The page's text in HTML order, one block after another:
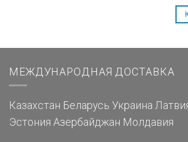
МЕЖДУНАРОДНАЯ ДОСТАВКА
Казахстан Беларусь Украина
Эстония Азербайджан Молдавия